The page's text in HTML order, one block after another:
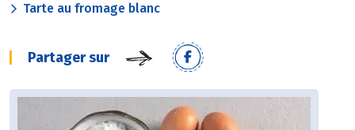
Tarte au fromage blanc
Partager sur